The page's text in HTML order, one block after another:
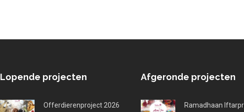
Lopende projecten
Offerdierenproject 2026
Afgeronde projecten
Ramadhaan